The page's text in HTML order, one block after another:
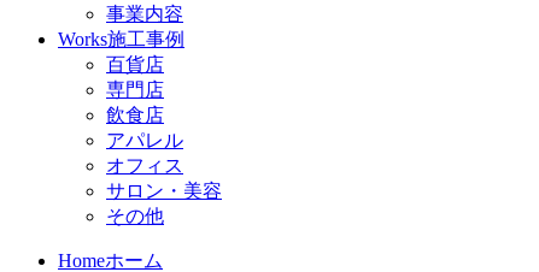
事業内容
Works施工事例
百貨店
専門店
飲食店
アパレル
オフィス
サロン・美容
その他
Homeホーム